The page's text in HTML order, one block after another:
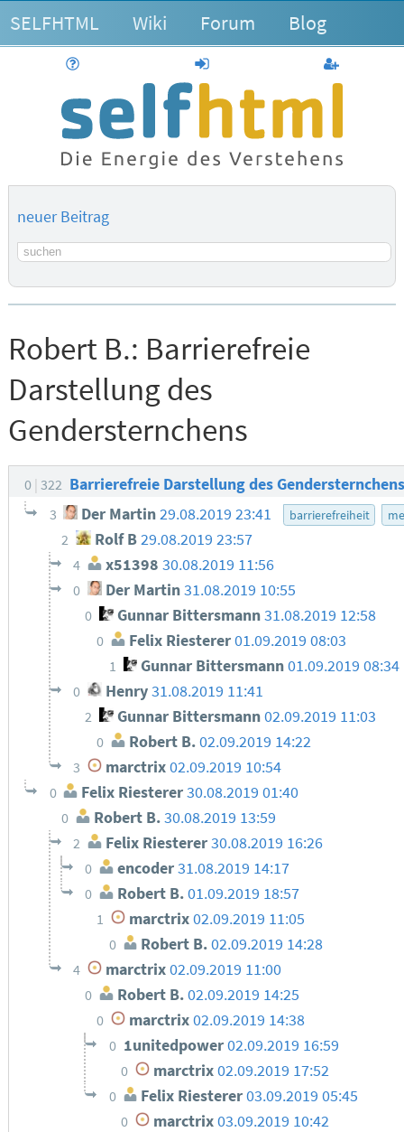
SELFHTML Wiki Forum Blog
anmelden
neuer Beitrag
Suchbegriff
Robert B.: Barrierefreie
Darstellung des
Gendersternchens
0 322 Barrierefreie Darstellung des
3 Der Martin29.08.2019 23:41 barrierefreiheit
2 Rolf B29.08.2019 23:57
4 x51398 30.08.2019 11:56
0 Der Martin31.08.2019 10:55
0 Gunnar Bittersmann31.08.2019 12:58
0 Felix Riesterer01.09.2019 08:03
1 Gunnar Bittersmann01.09.2019 08:34
0 Henry31.08.2019 11:41
2 Gunnar Bittersmann02.09.2019 11:03
0 Robert B.02.09.2019 14:22
3 marctrix02.09.2019 10:54
0 Felix Riesterer30.08.2019 01:40
0 Robert B. 30.08.2019 13:59
2 Felix Riesterer30.08.2019 16:26
0 encoder31.08.2019 14:17
0 Robert B.01.09.2019 18:57
1 marctrix02.09.2019 11:05
0 Robert B.02.09.2019 14:28
4 marctrix02.09.2019 11:00
0 Robert B.02.09.2019 14:25
0 marctrix02.09.2019 14:38
0 1unitedpower02.09.2019 16:59
0 marctrix 02.09.2019 17:52
0 Felix Riesterer03.09.2019 05:45
0 marctrix 03.09.2019 10:42